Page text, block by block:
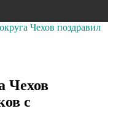
Чехов поздравил
Чехов
с